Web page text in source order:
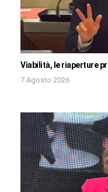
Viabilità, le riaperture
7 Agosto 2026